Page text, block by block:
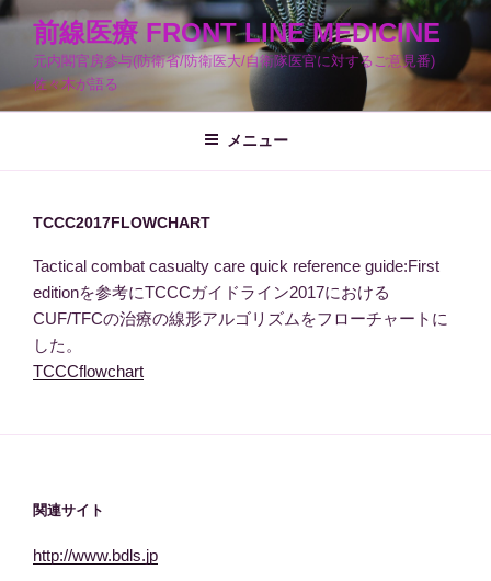
コ
ン
ツ
ス
前線医療 FRONT LINE MEDICINE
元内閣官房参与(防衛省/防衛医大/自衛隊医官に対するご意見番)
佐々木が語る
メニュー
TCCC2017FLOWCHART
Tactical combat casualty care quick reference guide:First
editionを参考にTCCCガイドライン2017における
CUF/TFCの治療の線形アルゴリズムをフローチャートに
した。
TCCCflowchart
関連サイト
http://www.bdls.jp